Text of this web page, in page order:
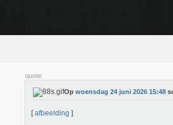
quote:
Op woensdag 24 juni 2026 15:48
[afbeelding ]